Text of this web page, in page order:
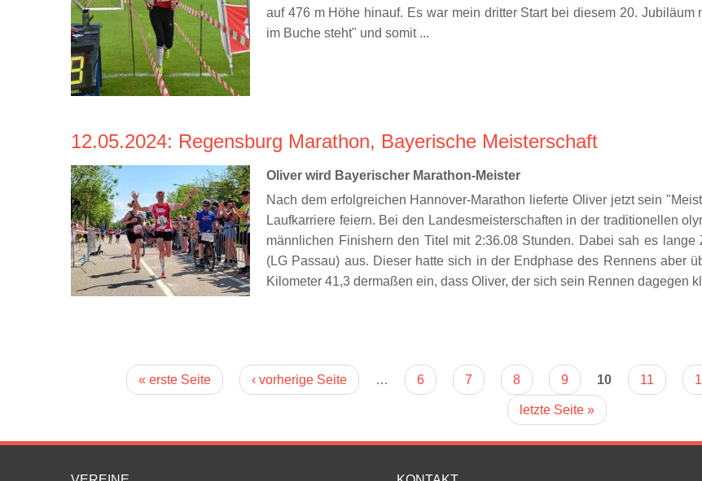
auf 476 m Höhe hinauf. Es war mein dritter Start bei diesem 20.
im Buche steht" und somit ...
12.05.2024: Regensburg Marathon, Bayerische Meisterschaft
Oliver wird Bayerischer Marathon-Meister
Nach dem erfolgreichen Hannover-Marathon lieferte Oliver jetzt sein
Laufkarriere feiern. Bei den Landesmeisterschaften in der traditionellen
männlichen Finishern den Titel mit 2:36.08 Stunden. Dabei sah es
(LG Passau) aus. Dieser hatte sich in der Endphase des Rennens aber
Kilometer 41,3 dermaßen ein, dass Oliver, der sich sein Rennen dagegen
Seiten « erste Seite ‹ vorherige Seite … 6 7 8 9 10 11
letzte Seite »